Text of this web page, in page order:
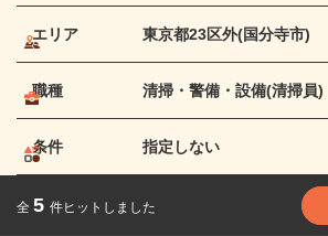
エリア 東京都23区外(国分寺市)
職種 清掃・警備・設備(清掃員)
条件 指定しない
全 5 件ヒットしました